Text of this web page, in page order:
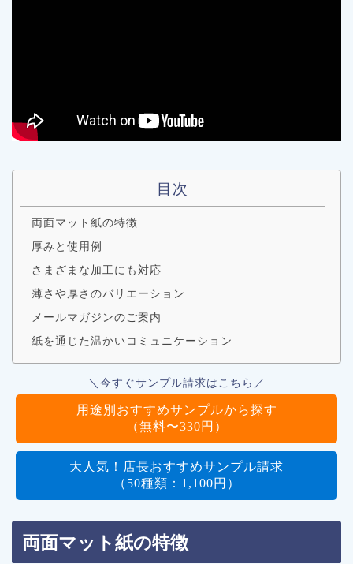
目次
両面マット紙の特徴
厚みと使用例
さまざまな加工にも対応
薄さや厚さのバリエーション
メールマガジンのご案内
紙を通じた温かいコミュニケーション
＼今すぐサンプル請求はこちら／
用途別おすすめサンプルから探す
（無料〜330円）
大人気！店長おすすめサンプル請求
（50種類：1,100円）
両面マット紙の特徴